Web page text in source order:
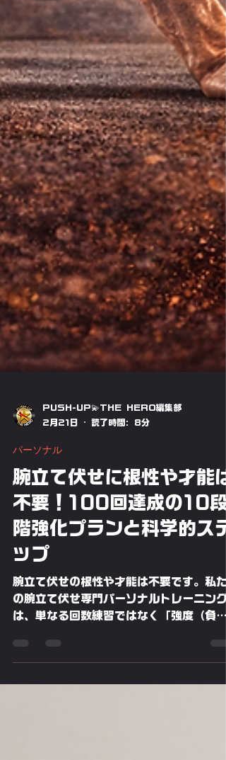
PUSH-UP💫THE HERO編集部
パーソナル
腕立て伏せに根性や才能は